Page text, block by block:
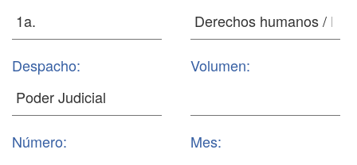
Despacho: Volumen:
Número: Mes: